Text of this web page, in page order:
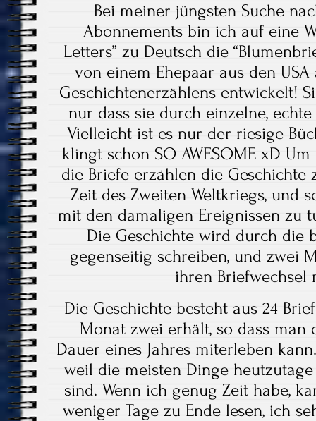
Bei meiner jüngsten Suche
Abonnements bin ich auf eine
Letters” zu Deutsch die
von einem Ehepaar aus den
Geschichtenerzählens entwickelt!
nur dass sie durch einzelne,
Vielleicht ist es nur der riesige
klingt schon SO AWESOME xD
die Briefe erzählen die
Zeit des Zweiten Weltkriegs, und
mit den damaligen Ereignissen zu
Die Geschichte wird durch die
gegenseitig schreiben, und zwei
ihren Briefwechsel
Die Geschichte besteht aus 24
Monat zwei erhält, so dass man
Dauer eines Jahres miterleben
weil die meisten Dinge
sind. Wenn ich genug Zeit habe,
weniger Tage zu Ende lesen, ich